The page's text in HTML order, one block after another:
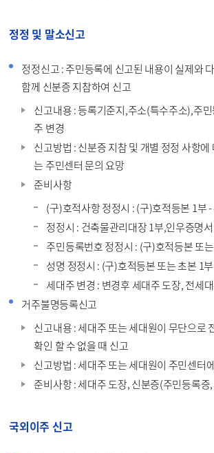
정정 및 말소신고
정정신고 : 주민등록에 신고된 내용이 실제와
함께 신분증 지참하여 신고
신고내용 : 등록기준지,주소(특수주소),주
주 변경
신고방법 : 신분증 지참 및 개별 정정 사항에
는 주민센터 문의 요망
준비사항
(구)호적사항 정정시 : (구)호적등본 1부
정정시 : 건축물관리대장 1부,인우증명서
주민등록번호 정정시 : (구)호적등본 또
성명 정정시 : (구)호적등본 또는 초본 1부
세대주 변경 : 변경후 세대주 도장, 전세
거주불명등록신고
신고내용 : 세대주 또는 세대원이 무단으로
확인 할 수 없을 때 신고
신고방법 : 세대주 또는 세대원이 주민센터
준비사항 : 세대주 도장, 신분증(주민등록증
국외이주 신고